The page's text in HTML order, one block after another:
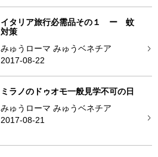
イタリア旅行必需品その１ ー 蚊
対策
みゅうローマ みゅうベネチア
2017-08-22
ミラノのドゥオモ一般見学不可の日
みゅうローマ みゅうベネチア
2017-08-21